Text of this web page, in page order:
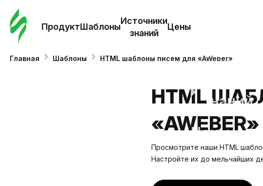
ПродуктШаблоны
Источники
знаний
Цены
Шаблоны
знаний
Цены
Главная Шаблоны HTML шаблоны писем для «AWeber»
HTML
«AWEBER»
Просмотрите наши HTML
Настройте их до мельчайших